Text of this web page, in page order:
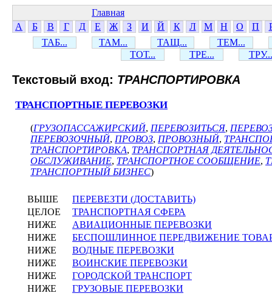
Главная
А
Б В Г Д Е Ж З И Й К Л М Н О П
ТАБ...
ТАМ... ТАЩ...
ТЕМ...
ТОТ...
ТРЕ... ТРУ...
Текстовый вход: ТРАНСПОРТИРОВКА
ТРАНСПОРТНЫЕ ПЕРЕВОЗКИ
(ГРУЗОПАССАЖИРСКИЙ, ПЕРЕВОЗИТЬСЯ,
ПЕРЕВОЗОЧНЫЙ, ПРОВОЗ, ПРОВОЗНЫЙ,
ТРАНСПОРТИРОВКА, ТРАНСПОРТНАЯ
ОБСЛУЖИВАНИЕ, ТРАНСПОРТНОЕ СООБЩЕНИЕ,
ТРАНСПОРТНЫЙ БИЗНЕС)
ВЫШЕ
ПЕРЕВЕЗТИ (ДОСТАВИТЬ)
ЦЕЛОЕ
ТРАНСПОРТНАЯ СФЕРА
НИЖЕ
АВИАЦИОННЫЕ ПЕРЕВОЗКИ
НИЖЕ
БЕСПОШЛИННОЕ ПЕРЕДВИЖЕНИЕ
НИЖЕ
ВОДНЫЕ ПЕРЕВОЗКИ
НИЖЕ
ВОИНСКИЕ ПЕРЕВОЗКИ
НИЖЕ
ГОРОДСКОЙ ТРАНСПОРТ
НИЖЕ
ГРУЗОВЫЕ ПЕРЕВОЗКИ